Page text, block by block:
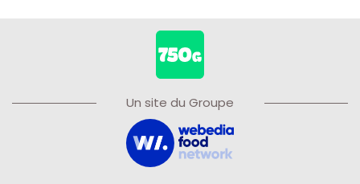
Un site du Groupe